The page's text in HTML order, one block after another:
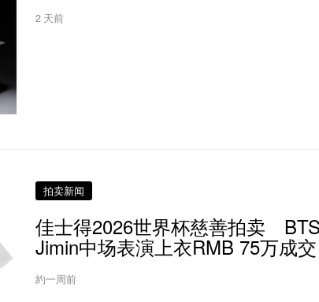
2 天前
拍卖新闻
佳士得2026世界杯慈善拍卖
Jimin中场表演上衣RMB 75万成交
約一周前